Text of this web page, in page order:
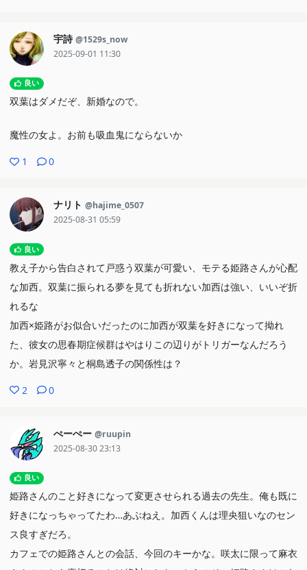
宇詩 @1529s_now
2025-09-01 11:30
良い
双葉はダメだぞ、新婚なので。
魔性の女よ。お前も吸血鬼にならないか
1 0
ナリト @hajime_0507
2025-08-31 05:59
良い
教え子から告白されて戸惑う双葉が可愛い、モテる姫路さんが心配
な加西。双葉に振られる夢を見ても折れない加西は強い、いいぞ折
れるな
加西×姫路がお似合いだったのに加西が双葉を好きになって拗れ
た、彼女の思春期症候群はやはりこの辺りがトリガーなんだろう
か。岩見沢寧々と桐島透子の関係性は？
2 0
ぺーぺー @ruupin
2025-08-30 23:13
良い
姫路さんのこと好きになって変更させられる過去の先生。俺も既に
好きになっちゃってたわ…あぶねえ。加西くんは理央狙いなのセン
ス良すぎだろ。
カフェでの姫路さんとの会話、今回のキーかな。咲太に限って麻衣